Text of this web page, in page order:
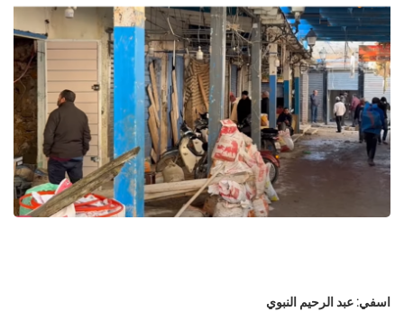
اسفي: عبد الرحيم النبوي